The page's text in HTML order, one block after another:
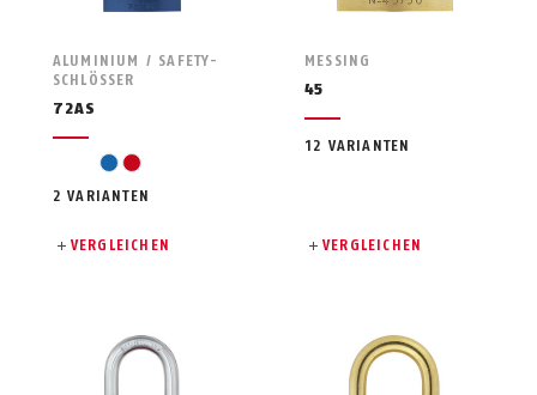
ALUMINIUM / SAFETY-
SCHLÖSSER
72AS
blue
red
2 VARIANTEN
VERGLEICHEN
MESSING
45
12 VARIANTEN
VERGLEICHEN